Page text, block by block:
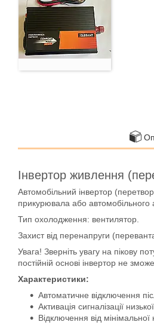
Інвертор живлення
Автомобільний інвертор
прикурювала або
Тип охолодження: вентилятор.
Захист від перенапруги
Увага! Зверніть увагу на пікову
постійній основі інвертор не
Характеристики:
Автоматичне відключення
Активація сигналізації
Відключення від